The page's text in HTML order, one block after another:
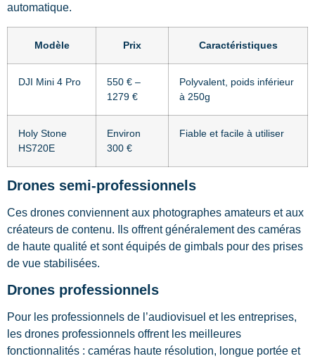
automatique.
Modèle Prix Caractéristiques
DJI Mini 4 Pro
550 € –
1279 €
Polyvalent, poids inférieur
à 250g
Holy Stone
HS720E
Environ
300 €
Fiable et facile à utiliser
Drones semi-professionnels
Ces drones conviennent aux photographes amateurs et aux
créateurs de contenu. Ils offrent généralement des caméras
de haute qualité et sont équipés de gimbals pour des prises
de vue stabilisées.
Drones professionnels
Pour les professionnels de l’audiovisuel et les entreprises,
les drones professionnels offrent les meilleures
fonctionnalités : caméras haute résolution, longue portée et